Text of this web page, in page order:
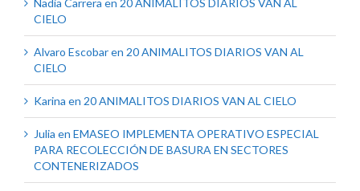
Nadia Carrera en 20 ANIMALITOS DIARIOS VAN AL
CIELO
Alvaro Escobaren 20 ANIMALITOS DIARIOS VAN AL
CIELO
Karina en 20 ANIMALITOS DIARIOS VAN AL CIELO
Julia en EMASEO IMPLEMENTA OPERATIVO ESPECIAL
PARA RECOLECCIÓN DE BASURA EN SECTORES
CONTENERIZADOS